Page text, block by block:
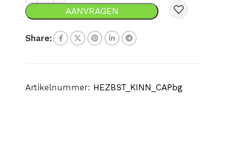
AANVRAGEN
Share:
Artikelnummer: HEZBST_KINN_CAPbg